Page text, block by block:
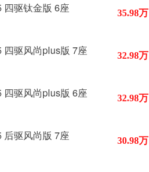
驱钛金版 6座 35.98万
驱风尚plus版 7座 32.98万
驱风尚plus版 6座 32.98万
驱风尚版 7座 30.98万